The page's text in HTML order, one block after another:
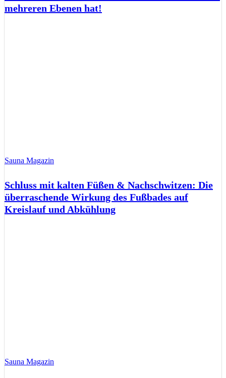
mehreren Ebenen hat!
Sauna Magazin
Schluss mit kalten Füßen & Nachschwitzen: Die
überraschende Wirkung des Fußbades auf
Kreislauf und Abkühlung
Sauna Magazin